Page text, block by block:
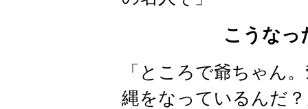
こうなっ
「ところで爺ちゃん
縄をなっているんだ